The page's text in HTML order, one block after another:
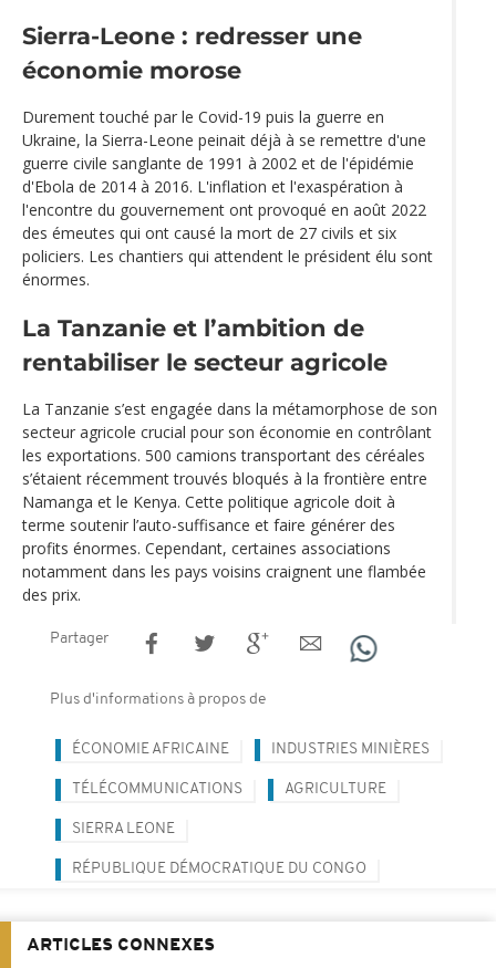
Sierra-Leone : redresser une
économie morose
Durement touché par le Covid-19 puis la guerre en
Ukraine, la Sierra-Leone peinait déjà à se remettre d'une
guerre civile sanglante de 1991 à 2002 et de l'épidémie
d'Ebola de 2014 à 2016. L'inflation et l'exaspération à
l'encontre du gouvernement ont provoqué en août 2022
des émeutes qui ont causé la mort de 27 civils et six
policiers. Les chantiers qui attendent le président élu sont
énormes.
La Tanzanie et l’ambition de
rentabiliser le secteur agricole
La Tanzanie s’est engagée dans la métamorphose de son
secteur agricole crucial pour son économie en contrôlant
les exportations. 500 camions transportant des céréales
s’étaient récemment trouvés bloqués à la frontière entre
Namanga et le Kenya. Cette politique agricole doit à
terme soutenir l’auto-suffisance et faire générer des
profits énormes. Cependant, certaines associations
notamment dans les pays voisins craignent une flambée
des prix.
Partager
Plus d'informations à propos de
ÉCONOMIE AFRICAINE INDUSTRIES MINIÈRES
TÉLÉCOMMUNICATIONS AGRICULTURE
SIERRA LEONE
RÉPUBLIQUE DÉMOCRATIQUE DU CONGO
ARTICLES CONNEXES